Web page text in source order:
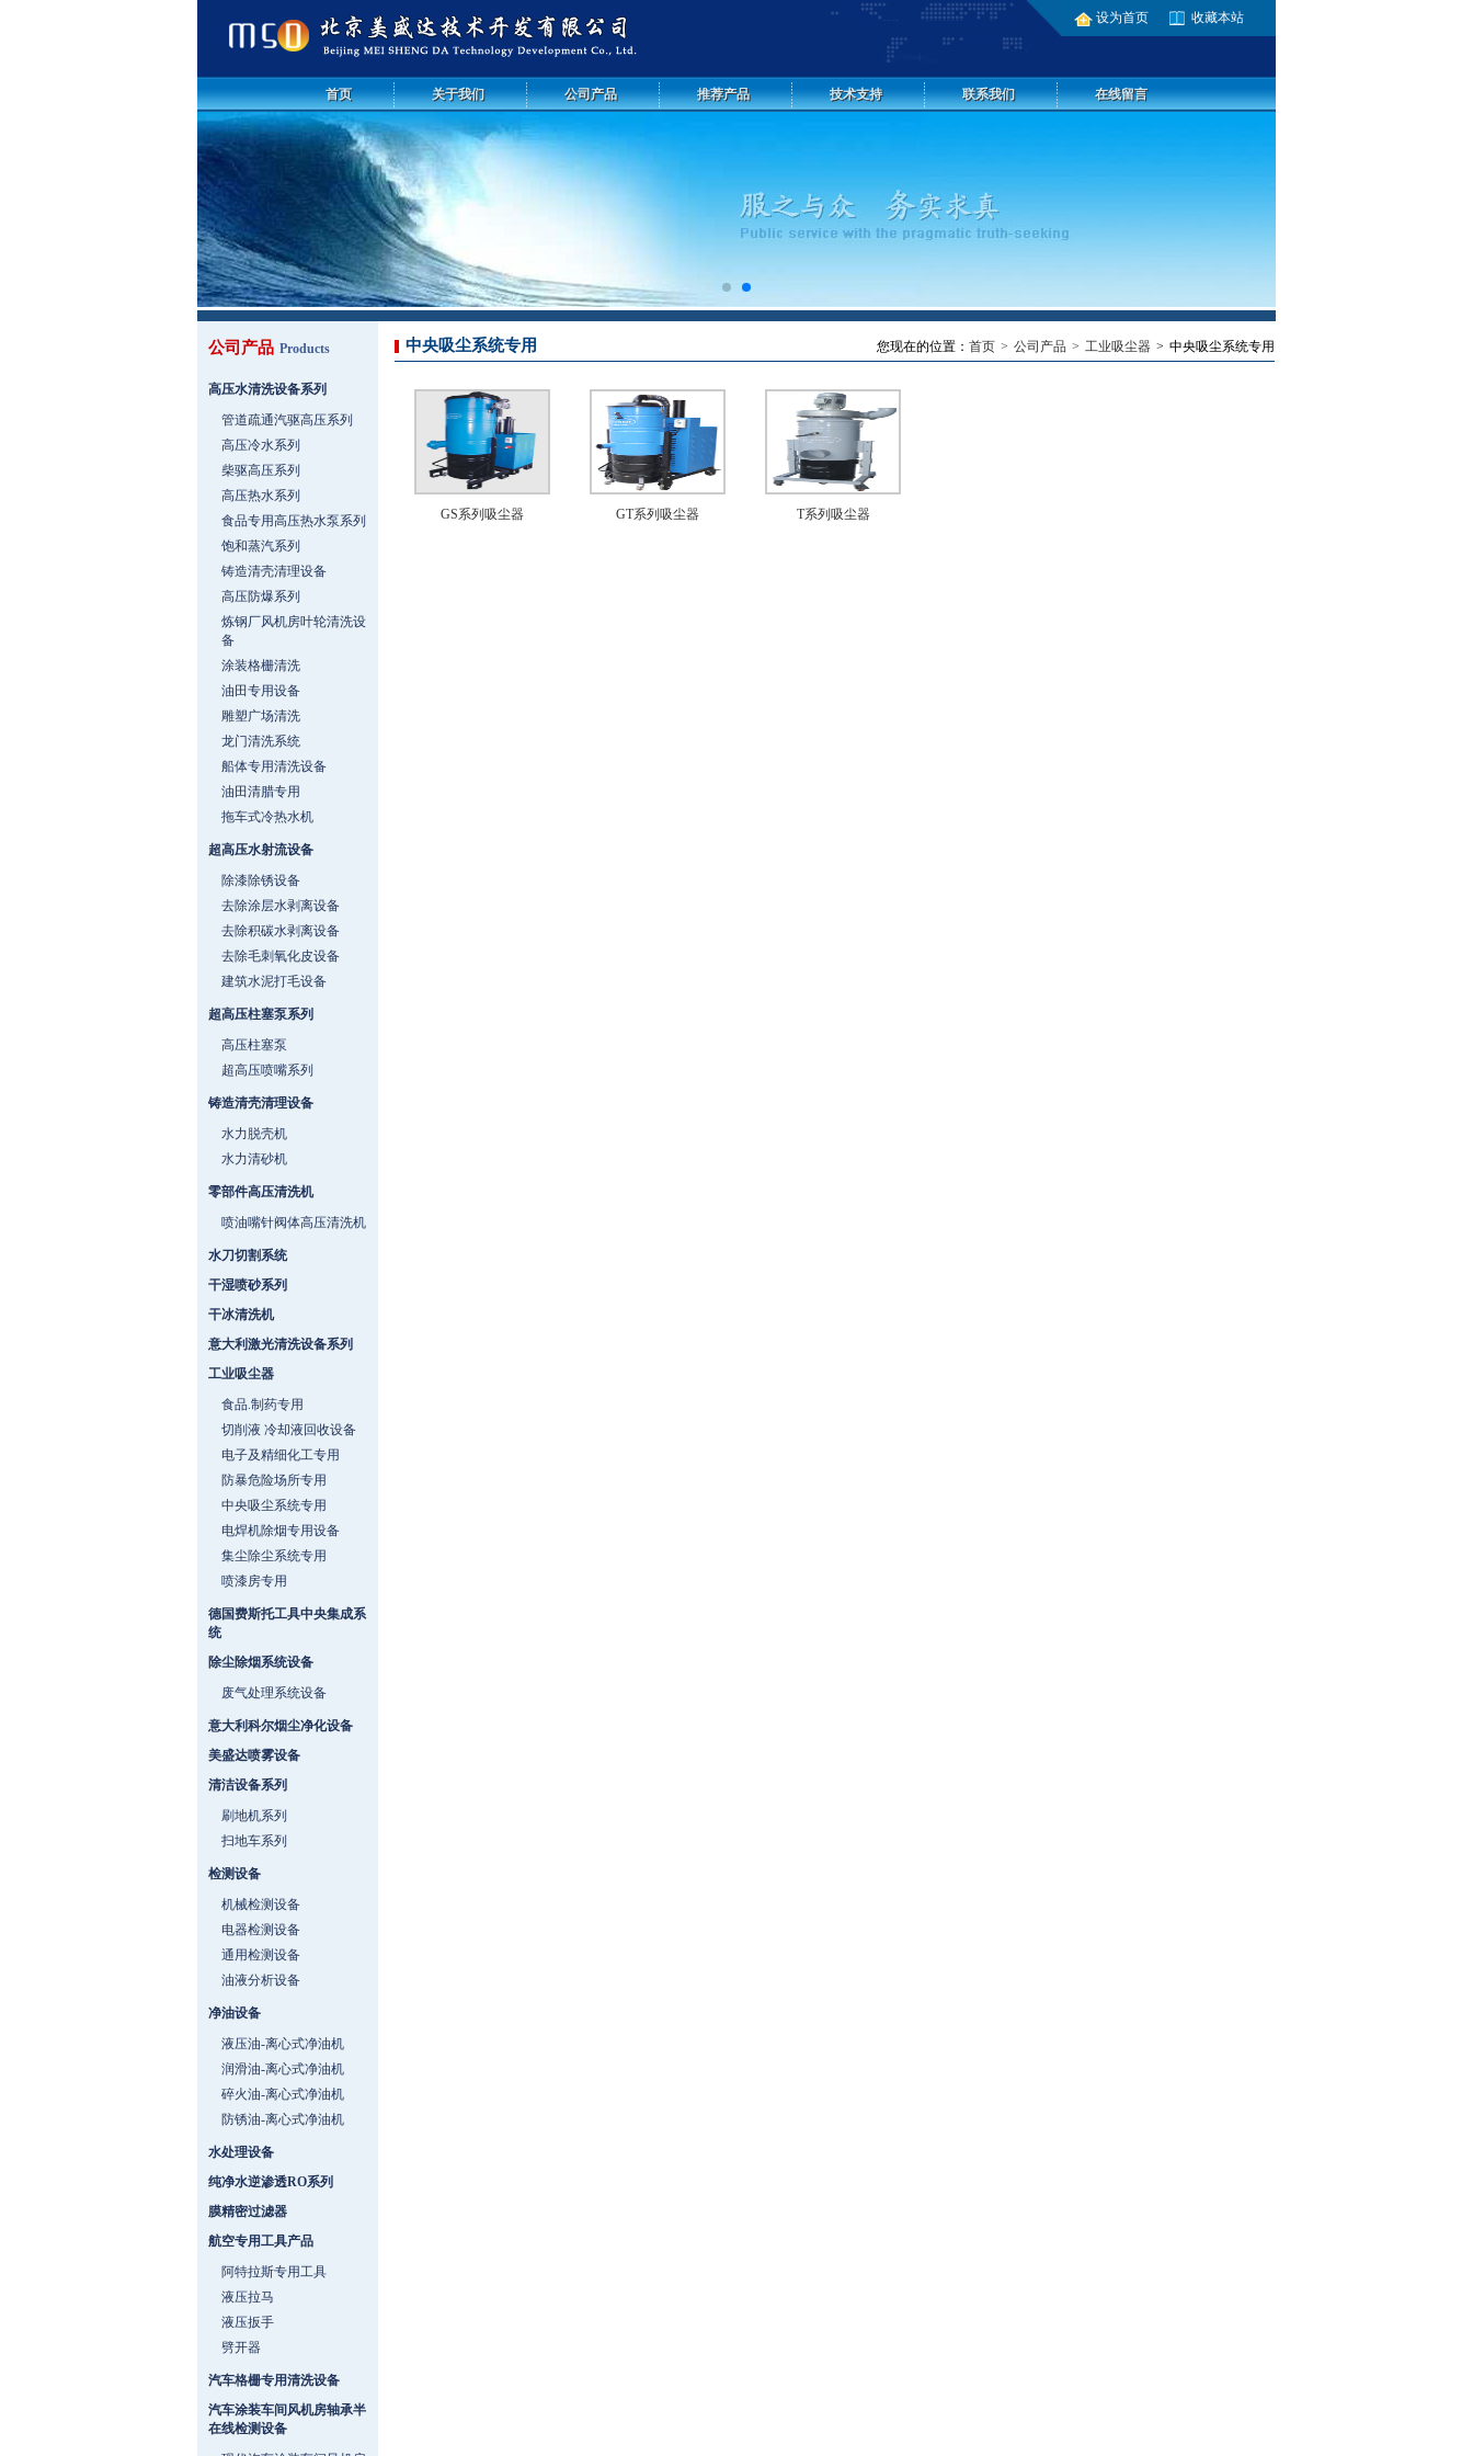
设为首页 收藏本站
首页 关于我们 公司产品 推荐产品 技术支持 联系我们 在线留言
公司产品 Products
高压水清洗设备系列
管道疏通汽驱高压系列
高压冷水系列
柴驱高压系列
高压热水系列
食品专用高压热水泵系列
饱和蒸汽系列
铸造清壳清理设备
高压防爆系列
炼钢厂风机房叶轮清洗设
备
涂装格栅清洗
油田专用设备
雕塑广场清洗
龙门清洗系统
船体专用清洗设备
油田清腊专用
拖车式冷热水机
超高压水射流设备
除漆除锈设备
去除涂层水剥离设备
去除积碳水剥离设备
去除毛刺氧化皮设备
建筑水泥打毛设备
超高压柱塞泵系列
高压柱塞泵
超高压喷嘴系列
铸造清壳清理设备
水力脱壳机
水力清砂机
零部件高压清洗机
喷油嘴针阀体高压清洗机
水刀切割系统
干湿喷砂系列
干冰清洗机
意大利激光清洗设备系列
工业吸尘器
食品.制药专用
切削液 冷却液回收设备
电子及精细化工专用
防暴危险场所专用
中央吸尘系统专用
电焊机除烟专用设备
集尘除尘系统专用
喷漆房专用
德国费斯托工具中央集成系
统
除尘除烟系统设备
废气处理系统设备
意大利科尔烟尘净化设备
美盛达喷雾设备
清洁设备系列
刷地机系列
扫地车系列
检测设备
机械检测设备
电器检测设备
通用检测设备
油液分析设备
净油设备
液压油-离心式净油机
润滑油-离心式净油机
碎火油-离心式净油机
防锈油-离心式净油机
水处理设备
纯净水逆渗透RO系列
膜精密过滤器
航空专用工具产品
阿特拉斯专用工具
液压拉马
液压扳手
劈开器
汽车格栅专用清洗设备
汽车涂装车间风机房轴承半
在线检测设备
您现在的位置： 首页 公司产品 工业吸尘器 中央吸尘系统专用
中央吸尘系统专用
GS系列吸尘器 GT系列吸尘器 T系列吸尘器